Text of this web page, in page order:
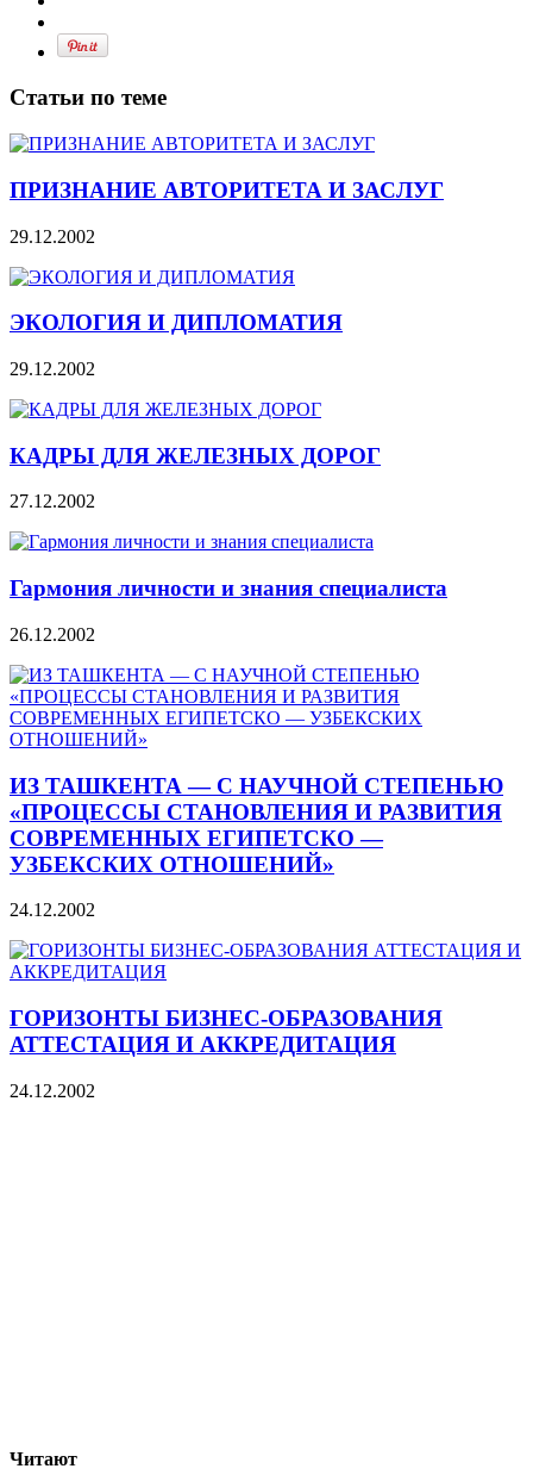
Статьи по теме
ПРИЗНАНИЕ АВТОРИТЕТА И ЗАСЛУГ
29.12.2002
ЭКОЛОГИЯ И ДИПЛОМАТИЯ
29.12.2002
КАДРЫ ДЛЯ ЖЕЛЕЗНЫХ ДОРОГ
27.12.2002
Гармония личности и знания специалиста
26.12.2002
ИЗ ТАШКЕНТА — С НАУЧНОЙ СТЕПЕНЬЮ
«ПРОЦЕССЫ СТАНОВЛЕНИЯ И РАЗВИТИЯ
СОВРЕМЕННЫХ ЕГИПЕТСКО —
УЗБЕКСКИХ ОТНОШЕНИЙ»
24.12.2002
ГОРИЗОНТЫ БИЗНЕС-ОБРАЗОВАНИЯ
АТТЕСТАЦИЯ И АККРЕДИТАЦИЯ
24.12.2002
Читают